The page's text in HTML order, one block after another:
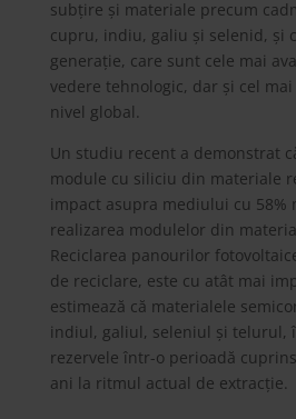
subțire și materiale precum
cupru, indiu, galiu și selenid, și
generație, care sunt cele mai
vedere tehnologic, dar și cel
nivel global.
Un studiu recent a demonstrat
module cu siliciu din materiale
impact asupra mediului cu 58%
realizarea modulelor din
Reciclarea panourilor
de reciclare, este cu atât mai
estimează că materialele
indiul, galiul, seleniul și telurul,
rezervele într-o perioadă
ani la ritmul actual de extracție.